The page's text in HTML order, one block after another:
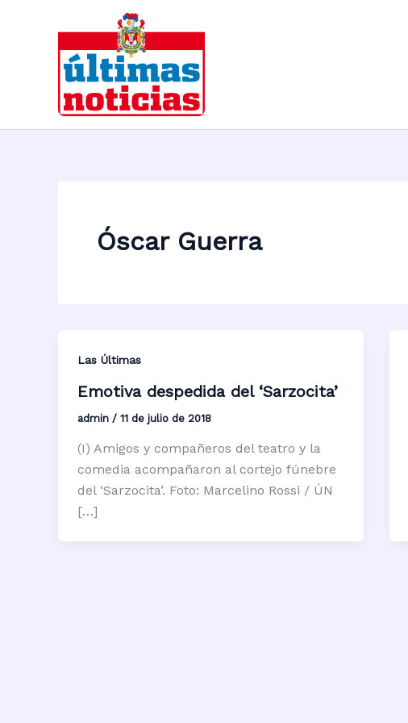
contenido
Óscar Guerra
Las Últimas
Emotiva despedida del ‘Sarzocita’
admin / 11 de julio de 2018
(I) Amigos y compañeros del teatro y la
comedia acompañaron al cortejo fúnebre
del ‘Sarzocita’. Foto: Marcelino Rossi / ÚN
[…]